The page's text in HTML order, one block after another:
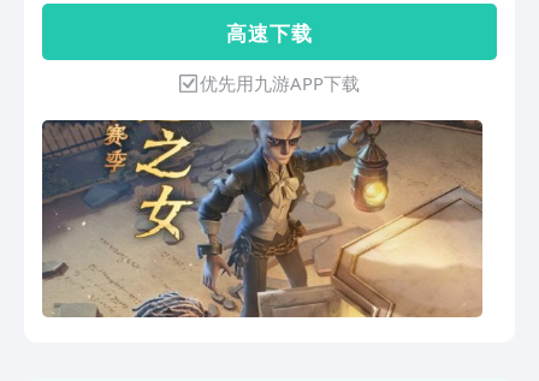
托信后，进入恶名昭著的庄园调查一件失
踪案。在进行证据调查过程中，玩家扮演
的奥尔菲斯将采用演绎法，对案情进行回
顾。
高 速 下 载
优先用九游APP下载